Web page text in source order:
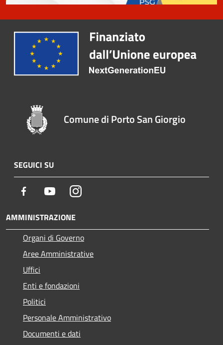
Comune di Porto San Giorgio
SEGUICI SU
Facebook YoutubeInstagram
AMMINISTRAZIONE
Organi di Governo
Aree Amministrative
Uffici
Enti e fondazioni
Politici
Personale Amministrativo
Documenti e dati